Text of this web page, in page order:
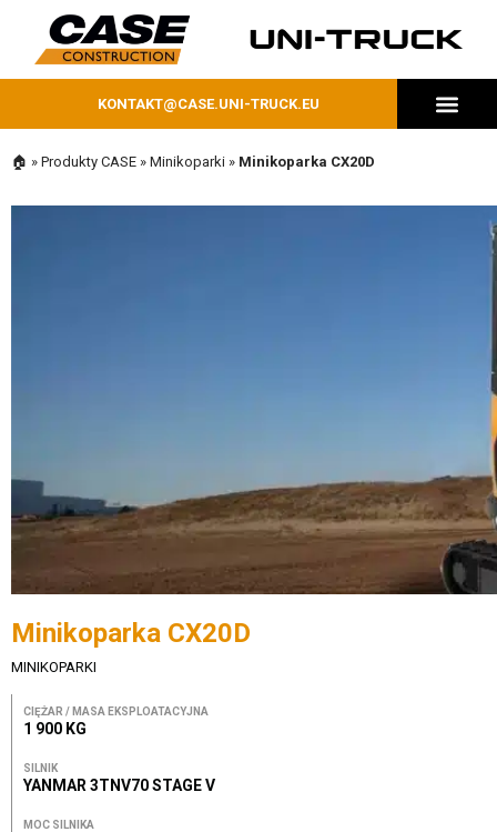
🏠 » Produkty CASE » Minikoparki » Minikoparka CX20D
Minikoparka CX20D
MINIKOPARKI
CIĘŻAR / MASA EKSPLOATACYJNA
1 900 KG
SILNIK
YANMAR 3TNV70 STAGE V
MOC SILNIKA